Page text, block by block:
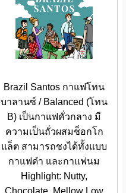
Brazil Santos กาแฟโทน
บาลานซ์ / Balanced (โทน
B) เป็นกาแฟคั่วกลาง มี
ความเป็นถั่วผสมช็อกโก
แล็ต สามารถชงได้ทั้งแบบ
กาแฟดำ และกาแฟนม
Highlight: Nutty,
Chocolate, Mellow Low